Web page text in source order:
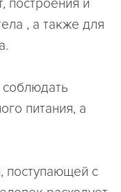
построения и
, а также для
питания, а
поступающей с